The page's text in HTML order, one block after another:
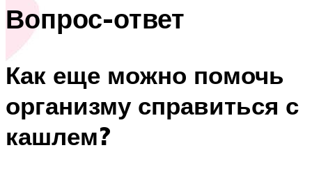
Вопрос-ответ
Как еще можно помочь
организму справиться с
кашлем?